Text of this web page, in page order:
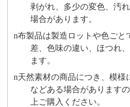
剥がれ、多少の変色、汚
場合があります。
n布製品は製造ロットや色ごと
差、色味の違い、ほつれ
ます。
n天然素材の商品につき、模
などある場合があります
上ご購入ください。